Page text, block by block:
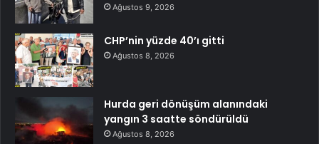
Ağustos 9, 2026
CHP’nin yüzde 40’ı gitti
Ağustos 8, 2026
Hurda geri dönüşüm alanındaki
yangın 3 saatte söndürüldü
Ağustos 8, 2026